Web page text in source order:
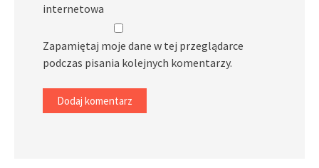
internetowa
Zapamiętaj moje dane w tej przeglądarce
podczas pisania kolejnych komentarzy.